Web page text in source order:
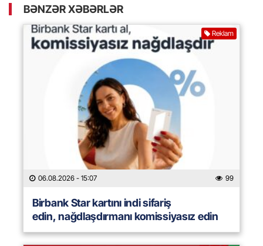
BƏNZƏR XƏBƏRLƏR
Reklam
06.08.2026 - 15:07 99
Birbank Star kartını indi sifariş
edin, nağdlaşdırmanı komissiyasız edin